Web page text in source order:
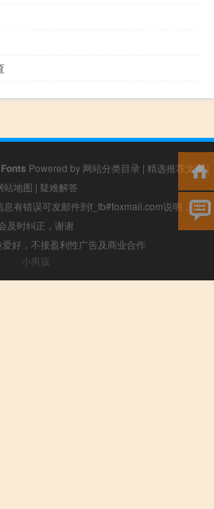
Powered by 网站分类目录 | 精选推荐文章|
站地图 | 疑难解答
有错误可发邮件到f_fb#foxmail.com说明，我们
及时纠正，谢谢
好，不接盈利性广告及商业合作
小男孩